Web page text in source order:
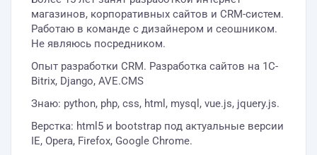
магазинов, корпоративных сайтов и CRM-систем.
Работаю в команде с дизайнером и сеошником.
Не являюсь посредником.
Опыт разработки CRM. Разработка сайтов на 1C-
Bitrix, Django, AVE.CMS
Знаю: python, php, css, html, mysql, vue.js, jquery.js.
Верстка: html5 и bootstrap под актуальные версии
IE, Opera, Firefox, Google Chrome.